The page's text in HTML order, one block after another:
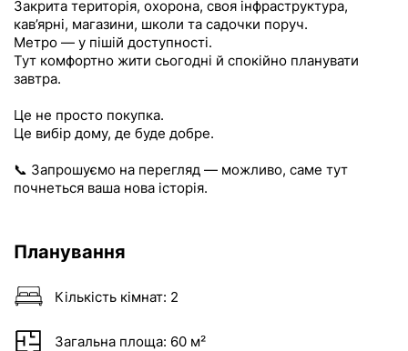
Закрита територія, охорона, своя інфраструктура,
кав’ярні, магазини, школи та садочки поруч.
Метро — у пішій доступності.
Тут комфортно жити сьогодні й спокійно планувати
завтра.
Це не просто покупка.
Це вибір дому, де буде добре.
📞 Запрошуємо на перегляд — можливо, саме тут
почнеться ваша нова історія.
Планування
Кількість кімнат: 2
Загальна площа: 60 м²